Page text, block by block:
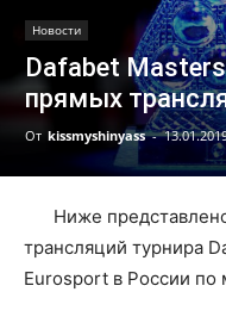
Новости
Dafabet
прямых
От kissmyshinyass -
Ниже
трансляций турнира
Eurosport в России по